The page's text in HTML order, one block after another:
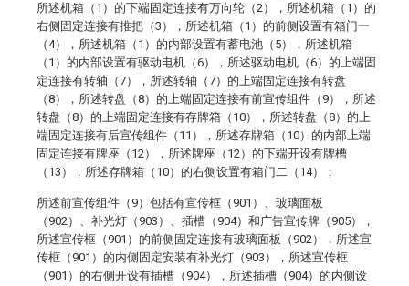
所述机箱（1）的下端固定连接有万向轮（2），所述机箱（1）的
右侧固定连接有推把（3），所述机箱（1）的前侧设置有箱门一
（4），所述机箱（1）的内部设置有蓄电池（5），所述机箱
（1）的内部设置有驱动电机（6），所述驱动电机（6）的上端固
定连接有转轴（7），所述转轴（7）的上端固定连接有转盘
（8），所述转盘（8）的上端固定连接有前宣传组件（9），所述
转盘（8）的上端固定连接有存牌箱（10），所述转盘（8）的上
端固定连接有后宣传组件（11），所述存牌箱（10）的内部上端
固定连接有牌座（12），所述牌座（12）的下端开设有牌槽
（13），所述存牌箱（10）的右侧设置有箱门二（14）；
所述前宣传组件（9）包括有宣传框（901）、玻璃面板
（902）、补光灯（903）、插槽（904）和广告宣传牌（905），
所述宣传框（901）的前侧固定连接有玻璃面板（902），所述宣
传框（901）的内侧固定安装有补光灯（903），所述宣传框
（901）的右侧开设有插槽（904），所述插槽（904）的内侧设